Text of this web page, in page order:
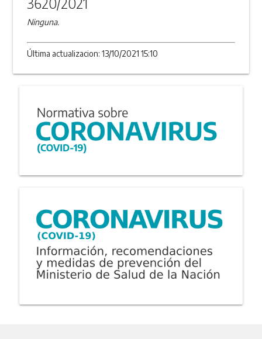
Ninguna.
Última actualizacion: 13/10/2021 15:10